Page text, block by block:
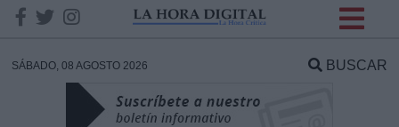
SÁBADO, 08 AGOSTO 2026 BUSCAR
DATOS
Responsable: